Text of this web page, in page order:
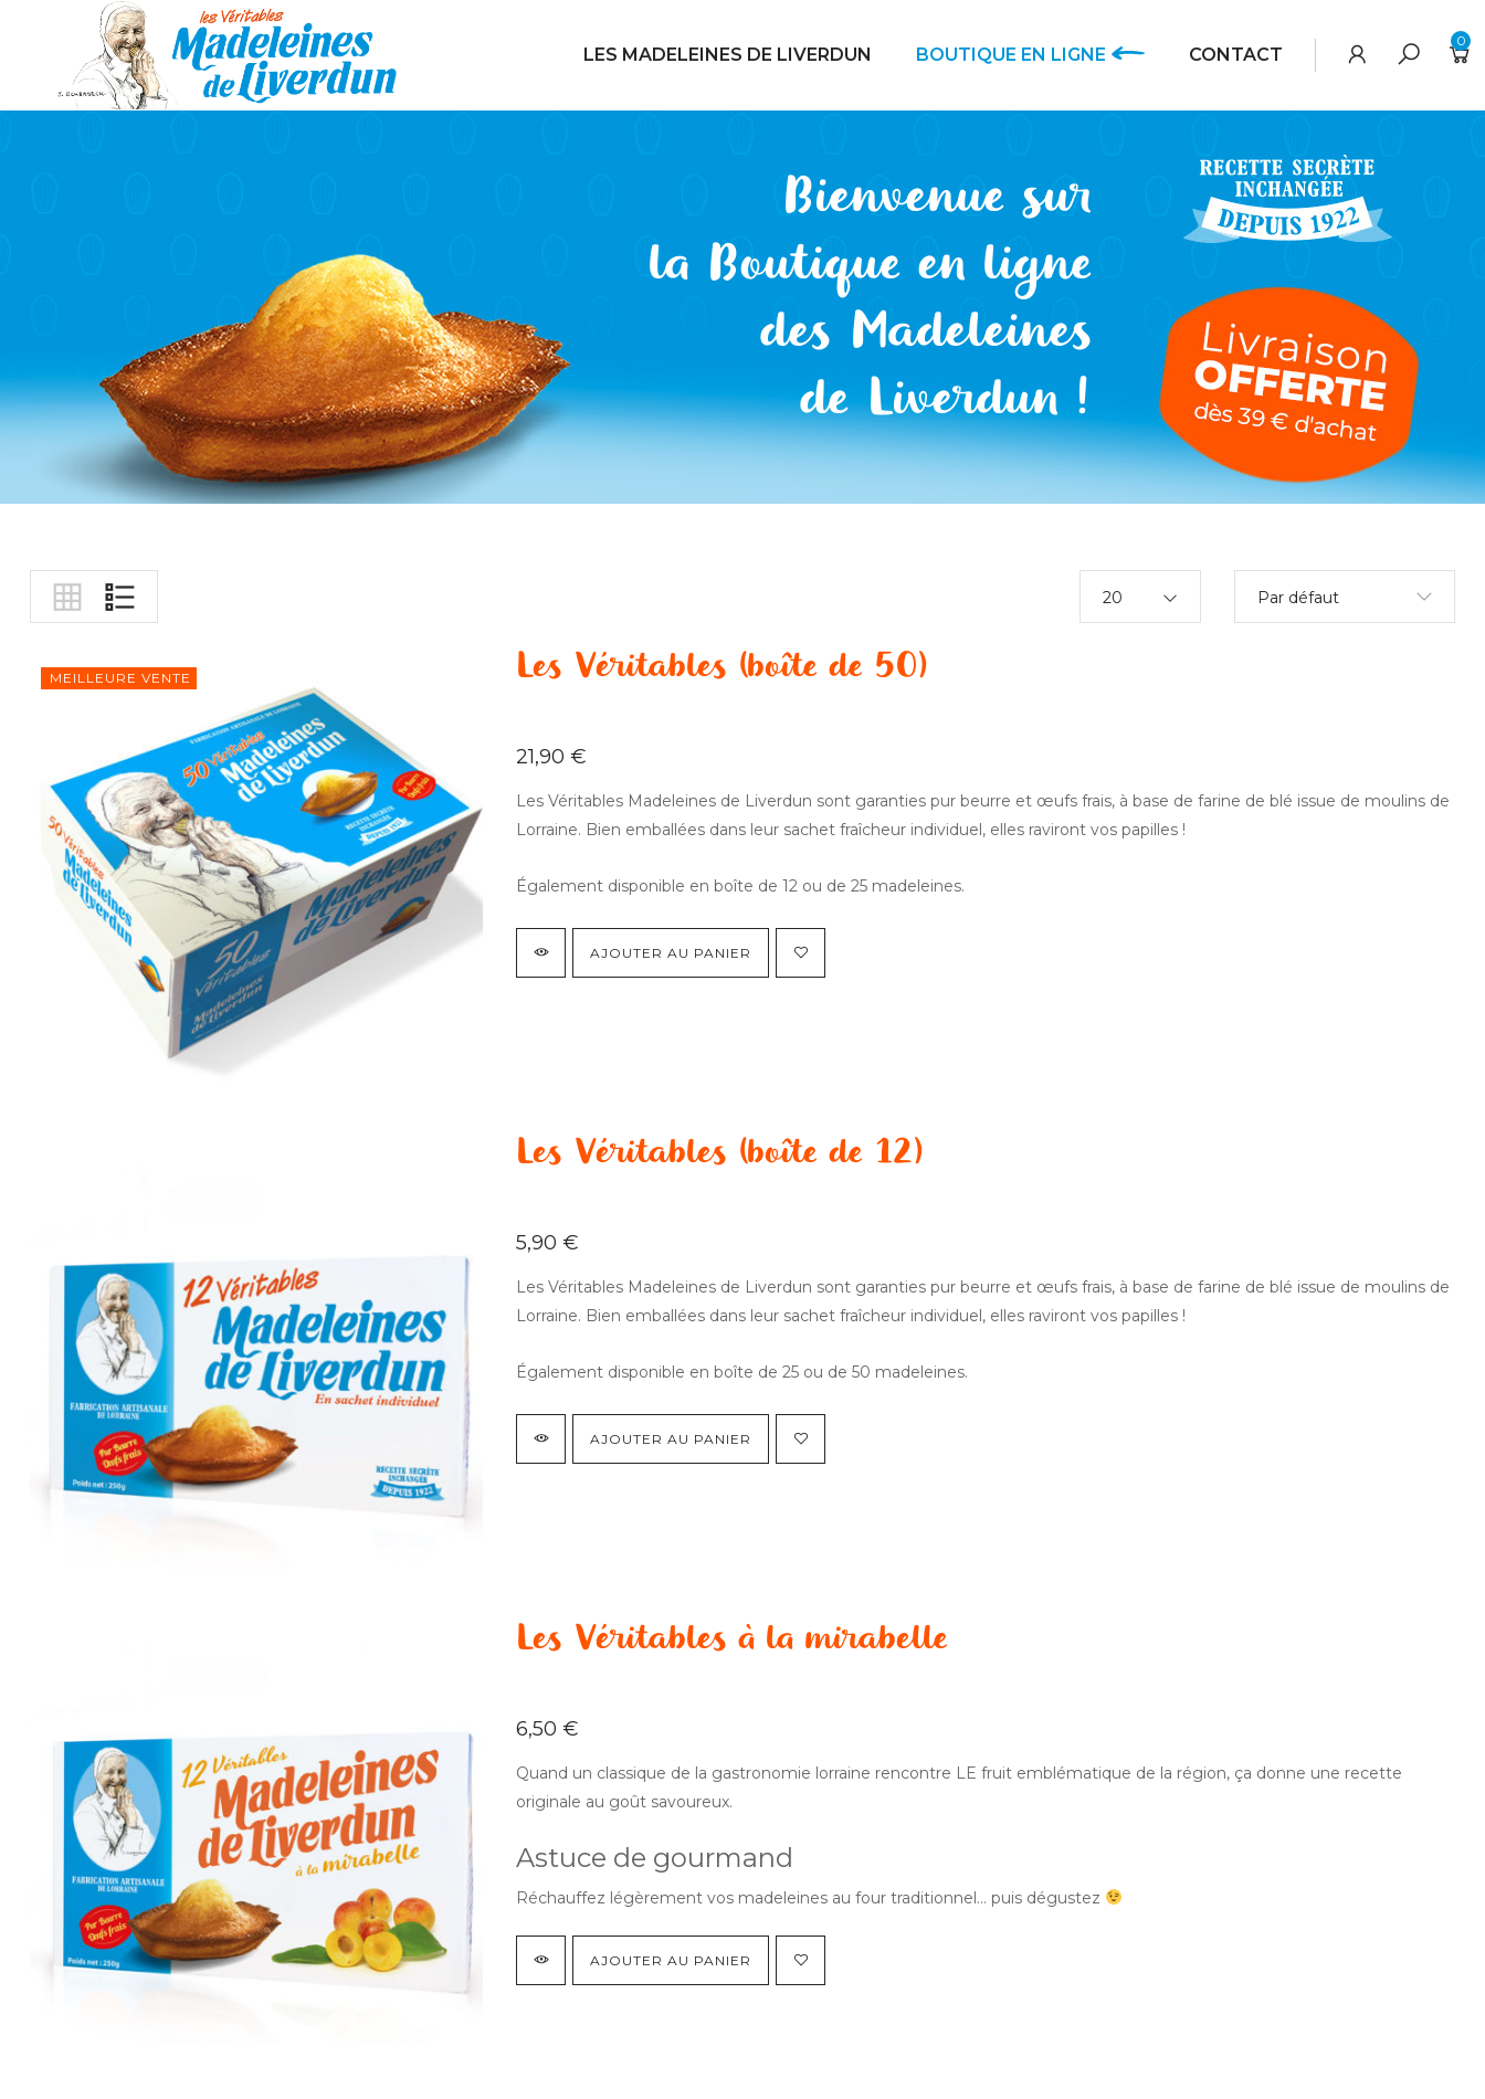
LES MADELEINES DE LIVERDUN BOUTIQUE EN LIGNE CONTACT
0
Bienvenue sur
la Boutique en ligne
des Madeleines
de Liverdun !
Par défaut
20
MEILLEURE VENTE Les Véritables (boîte de 50)
21,90 €
Les Véritables Madeleines de Liverdun sont garanties pur beurre et œufs frais, à base de farine de blé issue de moulins de
Lorraine. Bien emballées dans leur sachet fraîcheur individuel, elles raviront vos papilles !
Également disponible en boîte de 12 ou de 25 madeleines.
AJOUTER AU PANIER
Les Véritables (boîte de 12)
5,90 €
Les Véritables Madeleines de Liverdun sont garanties pur beurre et œufs frais, à base de farine de blé issue de moulins de
Lorraine. Bien emballées dans leur sachet fraîcheur individuel, elles raviront vos papilles !
Également disponible en boîte de 25 ou de 50 madeleines.
AJOUTER AU PANIER
Les Véritables à la mirabelle
6,50 €
Quand un classique de la gastronomie lorraine rencontre LE fruit emblématique de la région, ça donne une recette
originale au goût savoureux.
Astuce de gourmand
Réchauffez légèrement vos madeleines au four traditionnel… puis dégustez
AJOUTER AU PANIER